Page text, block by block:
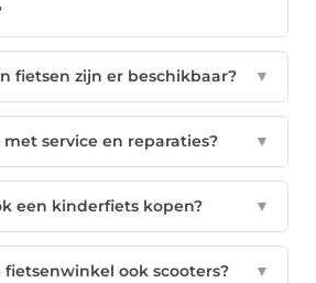
fietsen zijn er beschikbaar? ▼
met service en reparaties? ▼
een kinderfiets kopen? ▼
fietsenwinkel ook scooters? ▼